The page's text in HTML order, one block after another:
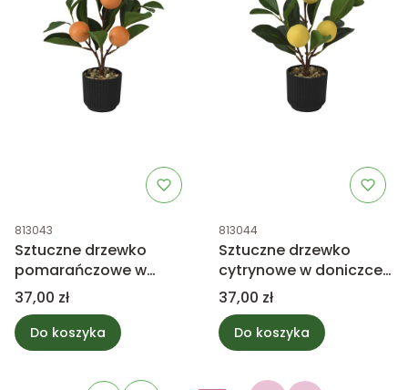
Kod produktu
813043
Sztuczne drzewko
pomarańczowe w
doniczce 27cm
Cena
37,00 zł
Do koszyka
Kod produktu
813044
Sztuczne drzewko
cytrynowe w doniczce
27cm
Cena
37,00 zł
Do koszyka